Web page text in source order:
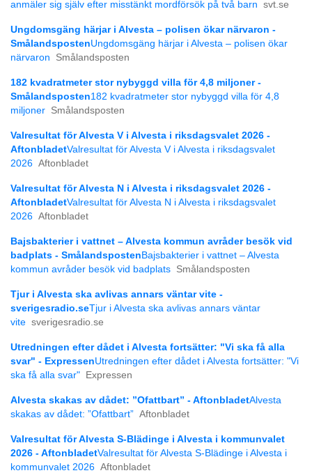
anmäler sig själv efter misstänkt mordförsök på två barn svt.se
Ungdomsgäng härjar i Alvesta – polisen ökar närvaron -
SmålandspostenUngdomsgäng härjar i Alvesta – polisen ökar
närvaron
Smålandsposten
182 kvadratmeter stor nybyggd villa för 4,8 miljoner -
Smålandsposten182 kvadratmeter stor nybyggd villa för 4,8
miljoner Smålandsposten
Valresultat för Alvesta V i Alvesta i riksdagsvalet 2026 -
AftonbladetValresultat för Alvesta V i Alvesta i riksdagsvalet
2026 Aftonbladet
Valresultat för Alvesta N i Alvesta i riksdagsvalet 2026 -
AftonbladetValresultat för Alvesta N i Alvesta i riksdagsvalet
2026 Aftonbladet
Bajsbakterier i vattnet – Alvesta kommun avråder besök vid
badplats - Smålandsposten Bajsbakterier i vattnet – Alvesta
kommun avråder besök vid badplats Smålandsposten
Tjur i Alvesta ska avlivas annars väntar vite -
sverigesradio.seTjur i Alvesta ska avlivas annars väntar
vite sverigesradio.se
Utredningen efter dådet i Alvesta fortsätter: "Vi ska få alla
svar" - ExpressenUtredningen efter dådet i Alvesta fortsätter: "Vi
ska få alla svar"
Expressen
Alvesta skakas av dådet: ”Ofattbart” - AftonbladetAlvesta
skakas av dådet: ”Ofattbart” Aftonbladet
Valresultat för Alvesta S-Blädinge i Alvesta i kommunvalet
2026 - AftonbladetValresultat för Alvesta S-Blädinge i Alvesta i
kommunvalet 2026 Aftonbladet